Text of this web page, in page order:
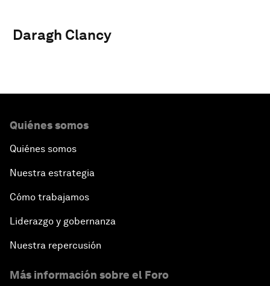
Daragh Clancy
Quiénes somos
Quiénes somos
Nuestra estrategia
Cómo trabajamos
Liderazgo y gobernanza
Nuestra repercusión
Más información sobre el Foro